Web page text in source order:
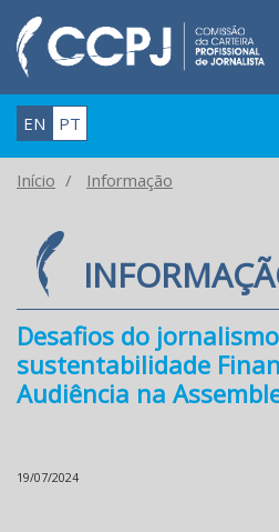
EN PT
Início Informação
Desafios do
sustentabilidade
Audiência na
19/07/2024